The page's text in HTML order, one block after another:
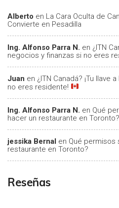
Alberto en La Cara Oculta de
Convierte en Pesadilla
Ing. Alfonso Parra N. en ¿ITN
negocios y finanzas si no eres
Juan en ¿ITN Canadá? ¡Tu llave
no eres residente!
Ing. Alfonso Parra N. en Qué
hacer un restaurante en Toronto?
jessika Bernal en Qué permisos
restaurante en Toronto?
Reseñas